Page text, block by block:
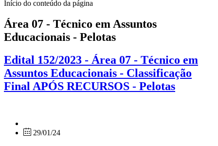
Início do conteúdo da página
Área 07 - Técnico em Assuntos
Educacionais - Pelotas
Edital 152/2023 - Área 07 - Técnico em
Assuntos Educacionais - Classificação
Final APÓS RECURSOS - Pelotas
29/01/24